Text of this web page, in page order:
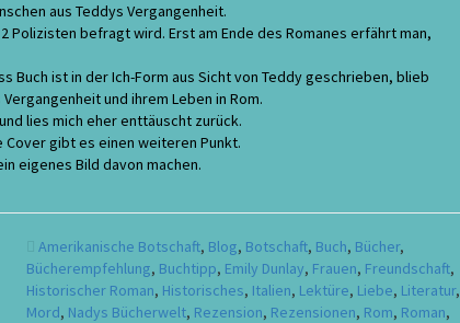
aus Teddys Vergangenheit.
Polizisten befragt wird. Erst am Ende des Romanes erfährt man,
Buch ist in der Ich-Form aus Sicht von Teddy geschrieben, blieb
und ihrem Leben in Rom.
lies mich eher enttäuscht zurück.
gibt es einen weiteren Punkt.
eigenes Bild davon machen.
Amerikanische Botschaft, Blog, Botschaft, Buch, Bücher,
Bücherempfehlung, Buchtipp, Emily Dunlay, Frauen, Freundschaft,
Historischer Roman, Historisches, Italien, Lektüre, Liebe, Literatur,
Mord, Nadys Bücherwelt, Rezension, Rezensionen, Rom, Roman,